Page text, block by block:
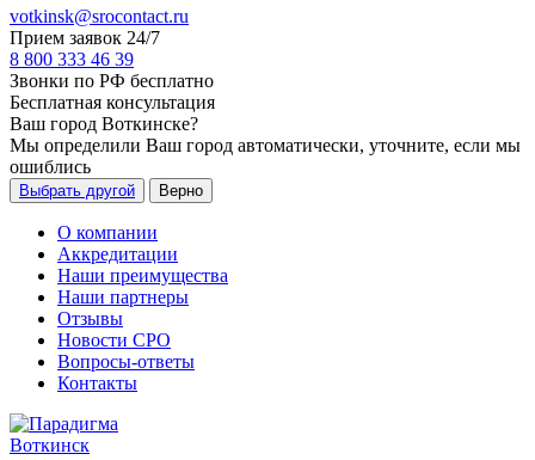
votkinsk@srocontact.ru
Прием заявок 24/7
8 800 333 46 39
Звонки по РФ бесплатно
Бесплатная консультация
Ваш город Воткинске?
Мы определили Ваш город автоматически, уточните, если мы
ошиблись
Выбрать другой Верно
О компании
Аккредитации
Наши преимущества
Наши партнеры
Отзывы
Новости СРО
Вопросы-ответы
Контакты
Воткинск